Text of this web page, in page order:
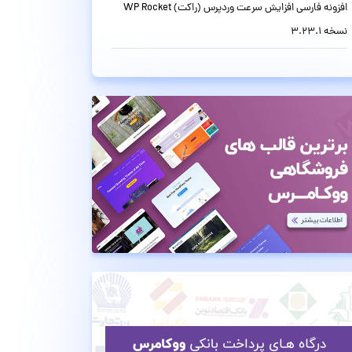
افزونه فارسی افزایش سرعت وردپرس (راکت) WP Rocket
نسخه 3.23.1